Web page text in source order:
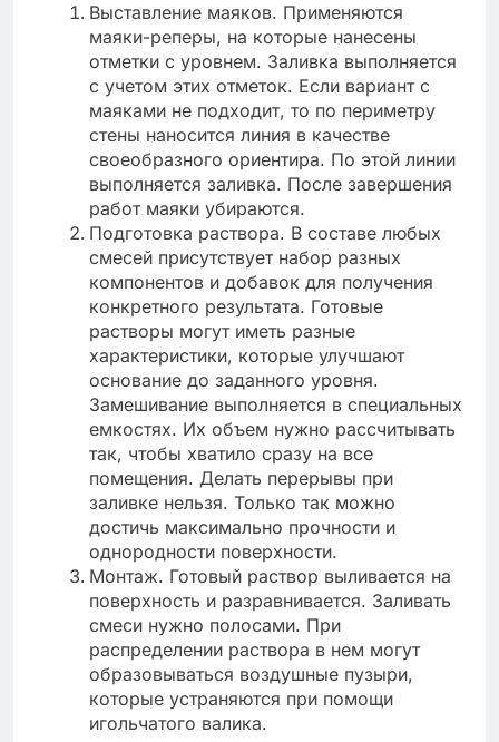
Выставление маяков. Применяются
маяки-реперы, на которые нанесены
отметки с уровнем. Заливка выполняется
с учетом этих отметок. Если вариант с
маяками не подходит, то по периметру
стены наносится линия в качестве
своеобразного ориентира. По этой линии
выполняется заливка. После завершения
работ маяки убираются.
Подготовка раствора. В составе любых
смесей присутствует набор разных
компонентов и добавок для получения
конкретного результата. Готовые
растворы могут иметь разные
характеристики, которые улучшают
основание до заданного уровня.
Замешивание выполняется в специальных
емкостях. Их объем нужно рассчитывать
так, чтобы хватило сразу на все
помещения. Делать перерывы при
заливке нельзя. Только так можно
достичь максимально прочности и
однородности поверхности.
Монтаж. Готовый раствор выливается на
поверхность и разравнивается. Заливать
смеси нужно полосами. При
распределении раствора в нем могут
образовываться воздушные пузыри,
которые устраняются при помощи
игольчатого валика.